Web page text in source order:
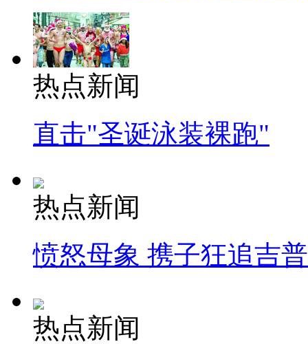
热点新闻
直击"圣诞泳装裸跑"
热点新闻
愤怒母象 携子狂追吉
热点新闻